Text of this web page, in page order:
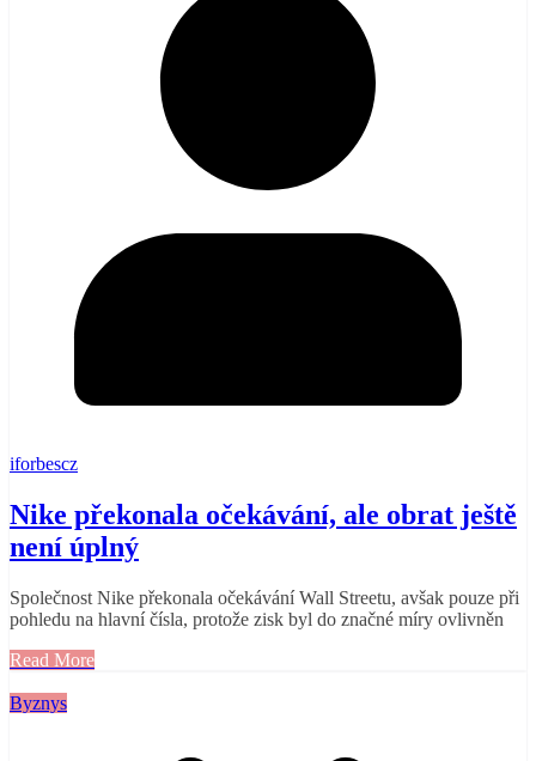
iforbescz
Nike překonala očekávání, ale obrat ještě
není úplný
Společnost Nike překonala očekávání Wall Streetu, avšak pouze při
pohledu na hlavní čísla, protože zisk byl do značné míry ovlivněn
Read More
Byznys